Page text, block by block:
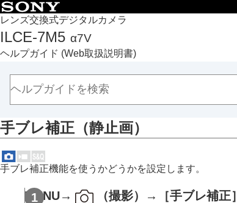
レンズ交換式デジタルカメラ
ILCE-7M5 α7V
ヘルプガイド (Web取扱説明書)
トップページ
ヘルプガイドの使いかた
必ずお読みください
本体と付属品を確認する
本機の基本操作
MENU一覧から機能を探す
撮影機能を活用する
この章の目次
手ブレ補正 （静止画）
手ブレ補正機能を使うかどうかを設定します。
MENU→ （撮影）→ ［手ブレ補正］